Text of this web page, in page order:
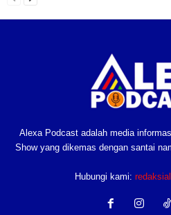
Alexa Podcast adalah media
Show yang dikemas dengan santai
Hubungi kami: